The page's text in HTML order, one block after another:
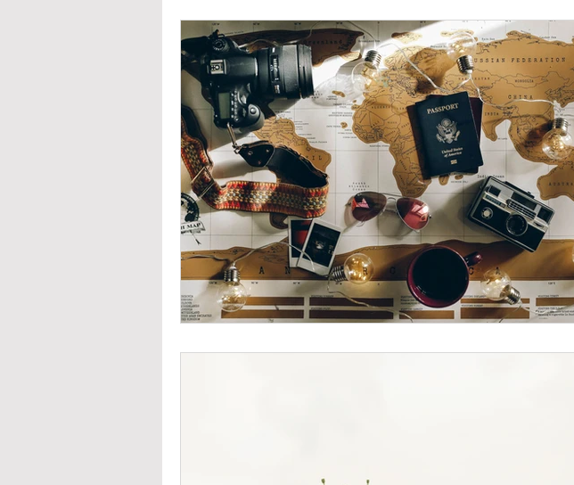
fühlen beziehungen freundschaften ich mit mir
failing feminist alltagsgeschichten singledasein
how to... jetzt & immer lieblinge